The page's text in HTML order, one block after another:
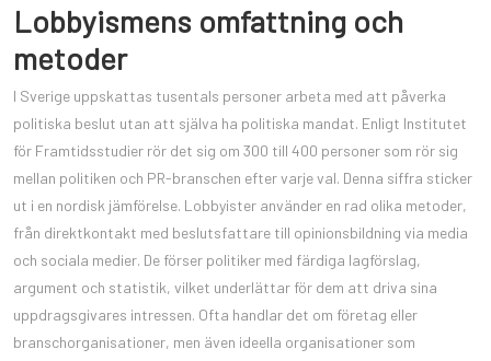
Lobbyismens omfattning och
metoder
I Sverige uppskattas tusentals personer arbeta med att påverka
politiska beslut utan att själva ha politiska mandat. Enligt Institutet
för Framtidsstudier rör det sig om 300 till 400 personer som rör sig
mellan politiken och PR-branschen efter varje val. Denna siffra sticker
ut i en nordisk jämförelse. Lobbyister använder en rad olika metoder,
från direktkontakt med beslutsfattare till opinionsbildning via media
och sociala medier. De förser politiker med färdiga lagförslag,
argument och statistik, vilket underlättar för dem att driva sina
uppdragsgivares intressen. Ofta handlar det om företag eller
branschorganisationer, men även ideella organisationer som